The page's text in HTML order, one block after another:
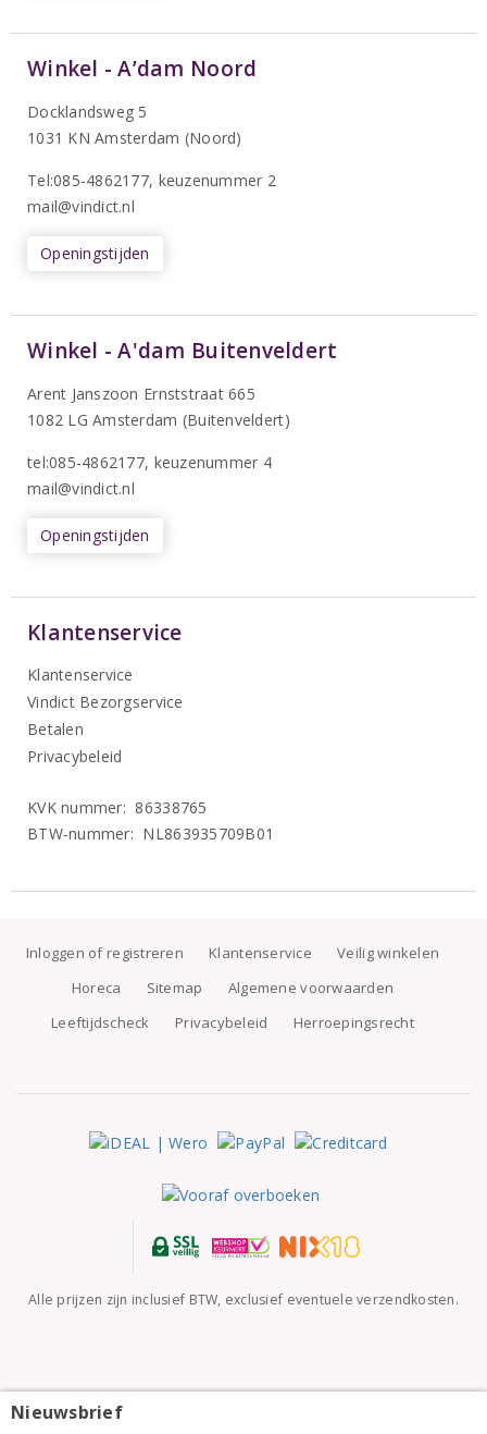
Château Mourgues du Grès Costières de Nîmes
Winkel - A’dam Noord
Docklandsweg 5
1031 KN Amsterdam (Noord)
Tel:085-4862177, keuzenummer 2
mail@vindict.nl
Openingstijden
Winkel - A'dam Buitenveldert
Arent Janszoon Ernststraat 665
1082 LG Amsterdam (Buitenveldert)
tel:085-4862177, keuzenummer 4
mail@vindict.nl
Openingstijden
Klantenservice
Klantenservice
Vindict Bezorgservice
Betalen
Privacybeleid
KVK nummer: 86338765
BTW-nummer: NL863935709B01
Inloggen of registreren Klantenservice
Veilig winkelen
Horeca
Sitemap
Algemene voorwaarden
Leeftijdscheck
Privacybeleid Herroepingsrecht
Alle prijzen zijn inclusief BTW, exclusief eventuele verzendkosten.
Nieuwsbrief